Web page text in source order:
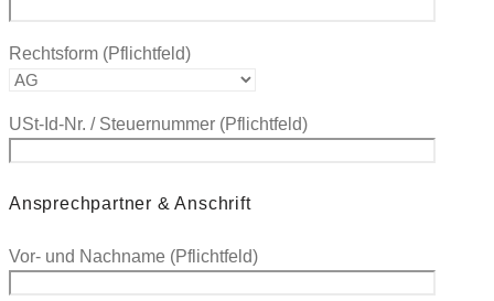
Rechtsform (Pflichtfeld)
USt-Id-Nr. / Steuernummer (Pflichtfeld)
Ansprechpartner & Anschrift
Vor- und Nachname (Pflichtfeld)